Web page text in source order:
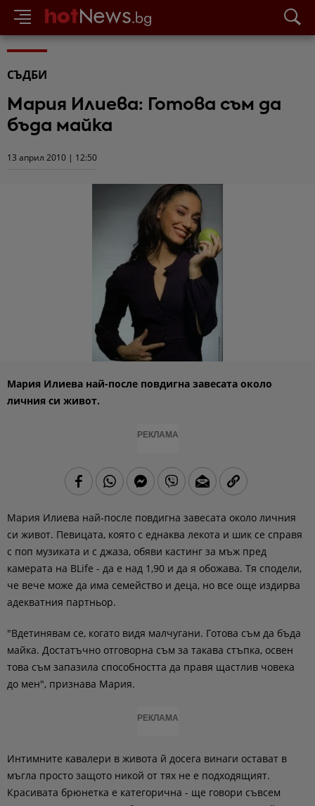
СЪДБИ
Мария Илиева: Готова съм да
бъда майка
13 април 2010 | 12:50
Мария Илиева най-после повдигна завесата около
личния си живот.
РЕКЛАМА
Мария Илиева най-после повдигна завесата около личния
си живот. Певицата, която с еднаква лекота и шик се справя
с поп музиката и с джаза, обяви кастинг за мъж пред
камерата на BLife - да е над 1,90 и да я обожава. Тя сподели,
че вече може да има семейство и деца, но все още издирва
адекватния партньор.
"Вдетинявам се, когато видя малчугани. Готова съм да бъда
майка. Достатъчно отговорна съм за такава стъпка, освен
това съм запазила способността да правя щастлив човека
до мен", признава Мария.
РЕКЛАМА
Интимните кавалери в живота й досега винаги остават в
мъгла просто защото никой от тях не е подходящият.
Красивата брюнетка е категорична - ще говори съвсем